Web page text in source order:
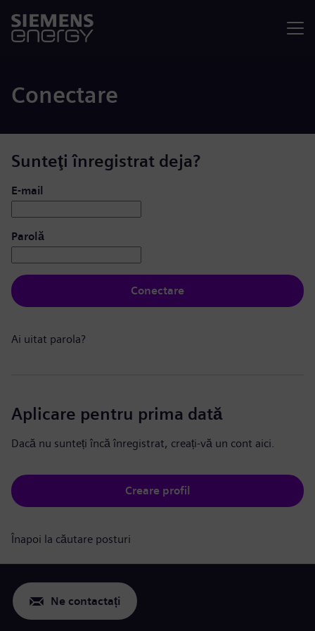
Conectare
Sunteţi înregistrat deja?
Conectare: utilizator și parolă
E-mail
Parolă
Conectare
Ai uitat parola?
Aplicare pentru prima dată
Dacă nu sunteți încă înregistrat, creați-vă un cont aici.
Creare profil
Înapoi la căutare posturi
Ne contactați